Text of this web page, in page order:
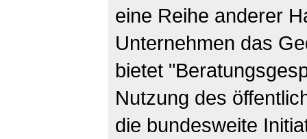
eine Reihe anderer
Unternehmen das
bietet
Nutzung des
die bundesweite